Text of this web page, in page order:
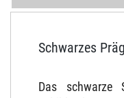
Schwarzes
Das schwarze